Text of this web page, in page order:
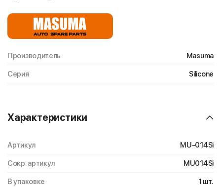
Производитель Masuma
Серия Silicone
Характеристики
Артикул MU-014Si
Сокр. артикул MU014Si
В упаковке 1 шт.